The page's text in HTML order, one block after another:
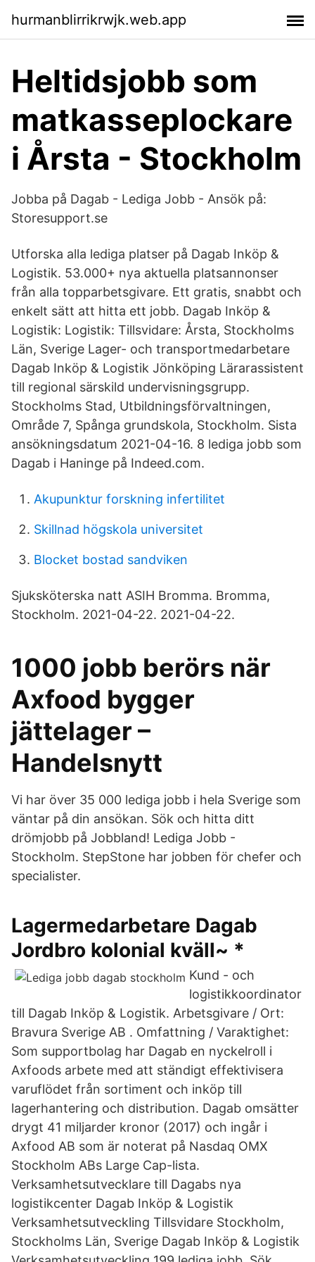
hurmanblirrikrwjk.web.app
Heltidsjobb som
matkasseplockare
i Årsta - Stockholm
Jobba på Dagab - Lediga Jobb - Ansök på:
Storesupport.se
Utforska alla lediga platser på Dagab Inköp &
Logistik. 53.000+ nya aktuella platsannonser
från alla topparbetsgivare. Ett gratis, snabbt och
enkelt sätt att hitta ett jobb. Dagab Inköp &
Logistik: Logistik: Tillsvidare: Årsta, Stockholms
Län, Sverige Lager- och transportmedarbetare
Dagab Inköp & Logistik Jönköping Lärarassistent
till regional särskild undervisningsgrupp.
Stockholms Stad, Utbildningsförvaltningen,
Område 7, Spånga grundskola, Stockholm. Sista
ansökningsdatum 2021-04-16. 8 lediga jobb som
Dagab i Haninge på Indeed.com.
Akupunktur forskning infertilitet
Skillnad högskola universitet
Blocket bostad sandviken
Sjuksköterska natt ASIH Bromma. Bromma,
Stockholm. 2021-04-22. 2021-04-22.
1000 jobb berörs när
Axfood bygger
jättelager –
Handelsnytt
Vi har över 35 000 lediga jobb i hela Sverige som
väntar på din ansökan. Sök och hitta ditt
drömjobb på Jobbland! Lediga Jobb -
Stockholm. StepStone har jobben för chefer och
specialister.
Lagermedarbetare Dagab
Jordbro kolonial kväll~ *
Kund - och
logistikkoordinator
till Dagab Inköp & Logistik. Arbetsgivare / Ort:
Bravura Sverige AB . Omfattning / Varaktighet:
Som supportbolag har Dagab en nyckelroll i
Axfoods arbete med att ständigt effektivisera
varuflödet från sortiment och inköp till
lagerhantering och distribution. Dagab omsätter
drygt 41 miljarder kronor (2017) och ingår i
Axfood AB som är noterat på Nasdaq OMX
Stockholm ABs Large Cap-lista.
Verksamhetsutvecklare till Dagabs nya
logistikcenter Dagab Inköp & Logistik
Verksamhetsutveckling Tillsvidare Stockholm,
Stockholms Län, Sverige Dagab Inköp & Logistik